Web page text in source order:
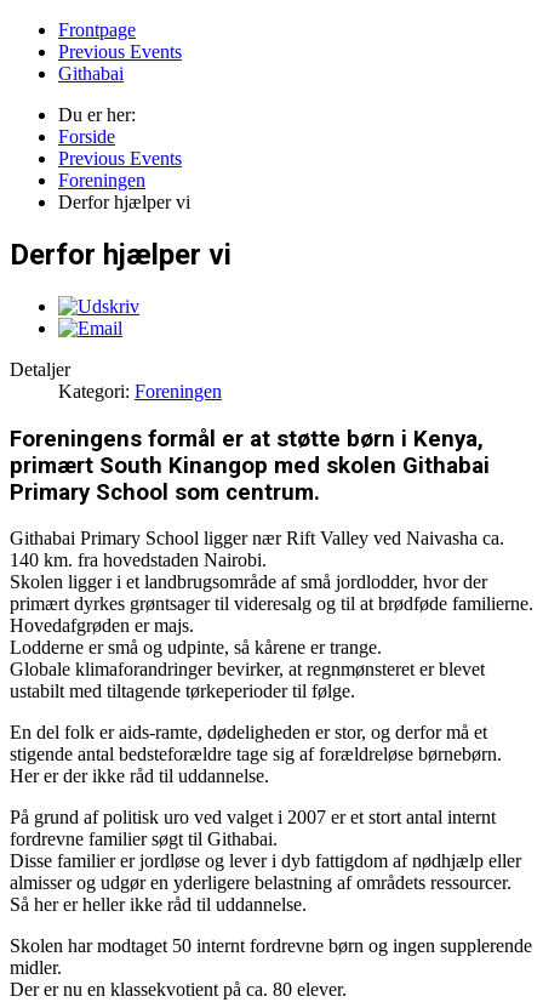
Frontpage
Previous Events
Githabai
Du er her:
Forside
Previous Events
Foreningen
Derfor hjælper vi
Derfor hjælper vi
Detaljer
Kategori: Foreningen
Foreningens formål er at støtte børn i Kenya,
primært South Kinangop med skolen Githabai
Primary School som centrum.
Githabai Primary School ligger nær Rift Valley ved Naivasha ca.
140 km. fra hovedstaden Nairobi.
Skolen ligger i et landbrugsområde af små jordlodder, hvor der
primært dyrkes grøntsager til videresalg og til at brødføde familierne.
Hovedafgrøden er majs.
Lodderne er små og udpinte, så kårene er trange.
Globale klimaforandringer bevirker, at regnmønsteret er blevet
ustabilt med tiltagende tørkeperioder til følge.
En del folk er aids-ramte, dødeligheden er stor, og derfor må et
stigende antal bedsteforældre tage sig af forældreløse børnebørn.
Her er der ikke råd til uddannelse.
På grund af politisk uro ved valget i 2007 er et stort antal internt
fordrevne familier søgt til Githabai.
Disse familier er jordløse og lever i dyb fattigdom af nødhjælp eller
almisser og udgør en yderligere belastning af områdets ressourcer.
Så her er heller ikke råd til uddannelse.
Skolen har modtaget 50 internt fordrevne børn og ingen supplerende
midler.
Der er nu en klassekvotient på ca. 80 elever.